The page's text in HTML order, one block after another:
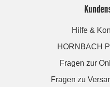
Hilfe &
HORNBACH
Fragen zur
Fragen zu